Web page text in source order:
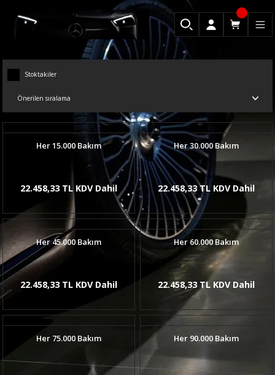
Stoktakiler
Her 15.000 Bakım
22.458,33 TL KDV Dahil
Her 30.000 Bakım
22.458,33 TL KDV Dahil
Her 45.000 Bakım
22.458,33 TL KDV Dahil
Her 60.000 Bakım
22.458,33 TL KDV Dahil
Her 75.000 Bakım Her 90.000 Bakım